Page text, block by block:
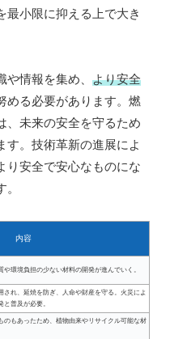
最小限に抑える上で大き
情報を集め、 より安全
める必要があります。燃
、未来の安全を守るため
す。技術革新の進展によ
り安全で安心なものにな
内容
環境負担の少ない材料の開発が進んでいく。
され、延焼を防ぎ、人命や財産を守る。火災によ
と普及が必要。
のもあったため、植物由来やリサイクル可能な材